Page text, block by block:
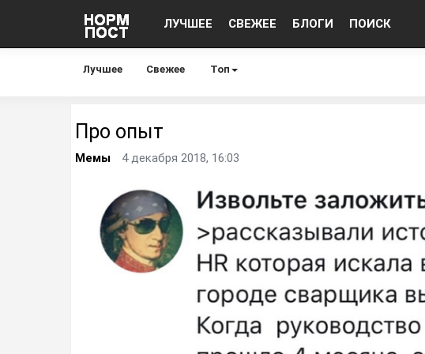
ЛУЧШЕЕ СВЕЖЕЕ БЛОГИ ПОИСК
Лучшее Свежее Топ
Про опыт
Мемы 4 декабря 2018, 16:03